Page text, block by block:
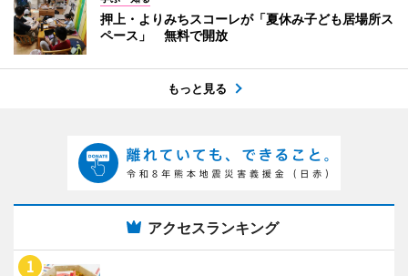
押上・よりみちスコーレが「夏休み子ども居場所ス
ペース」 無料で開放
もっと見る
アクセスランキング